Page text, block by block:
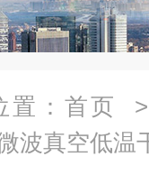
置： 首页
波真空低温